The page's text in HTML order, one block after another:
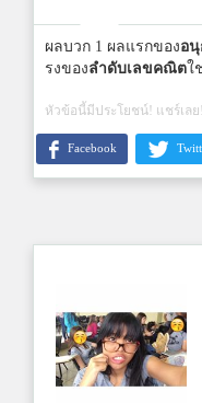
ผลบวก 1 ผลแรกของอ
รงของลำดับเลขคณิตใ
หัวข้อนี้มีประโยชน์! แชร์เลย!
Facebook